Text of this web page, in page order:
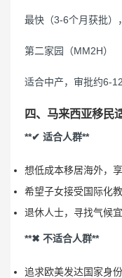
最快（3-6个月获批）
第二家园（MM2H）
适合中产，审批约6-12
四、马来西亚移民
**✔ 适合人群**
想低成本移居海外，
希望子女接受国际化
退休人士，寻找气候
**✖ 不适合人群**
追求欧美发达国家身